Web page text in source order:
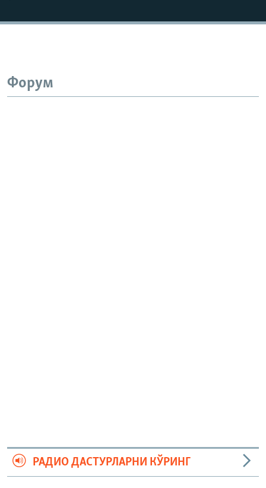
Форум
РАДИО ДАСТУРЛАРНИ КЎРИНГ